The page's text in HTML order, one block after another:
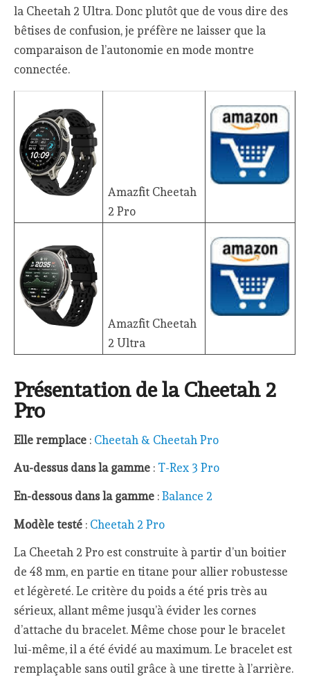
la Cheetah 2 Ultra. Donc plutôt que de vous dire des
bêtises de confusion, je préfère ne laisser que la
comparaison de l’autonomie en mode montre
connectée.
Amazfit Cheetah
2 Pro
Amazfit Cheetah
2 Ultra
Présentation de la Cheetah 2
Pro
Elle remplace : Cheetah & Cheetah Pro
Au-dessus dans la gamme : T-Rex 3 Pro
En-dessous dans la gamme :Balance 2
Modèle testé : Cheetah 2 Pro
La Cheetah 2 Pro est construite à partir d’un boitier
de 48 mm, en partie en titane pour allier robustesse
et légèreté. Le critère du poids a été pris très au
sérieux, allant même jusqu’à évider les cornes
d’attache du bracelet. Même chose pour le bracelet
lui-même, il a été évidé au maximum. Le bracelet est
remplaçable sans outil grâce à une tirette à l’arrière.